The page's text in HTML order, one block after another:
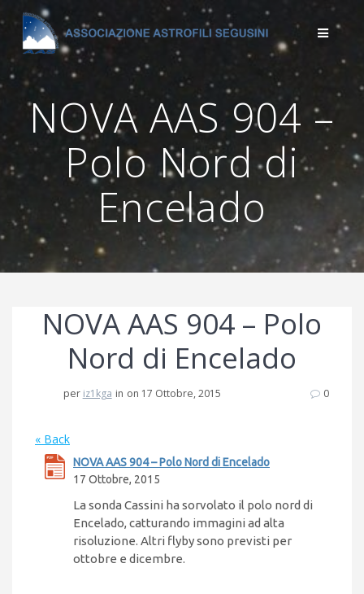
Salta
al
contenuto
NOVA AAS 904 –
Polo Nord di
Encelado
NOVA AAS 904 – Polo
Nord di Encelado
per iz1kga in on 17 Ottobre, 2015 0
« Back
NOVA AAS 904 – Polo Nord di Encelado
17 Ottobre, 2015
La sonda Cassini ha sorvolato il polo nord di
Encelado, catturando immagini ad alta
risoluzione. Altri flyby sono previsti per
ottobre e dicembre.